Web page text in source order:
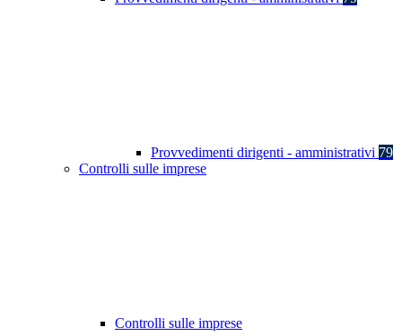
Provvedimenti dirigenti - amministrativi 79
Controlli sulle imprese
Controlli sulle imprese